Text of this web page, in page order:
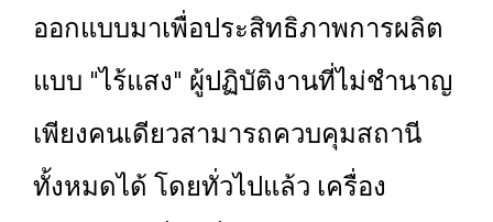
ออกแบบมาเพื่อประสิทธิภาพการผลิต
แบบ "ไร้แสง" ผู้ปฏิบัติงานที่ไม่ชำนาญ
เพียงคนเดียวสามารถควบคุมสถานี
ทั้งหมดได้ โดยทั่วไปแล้ว เครื่อง